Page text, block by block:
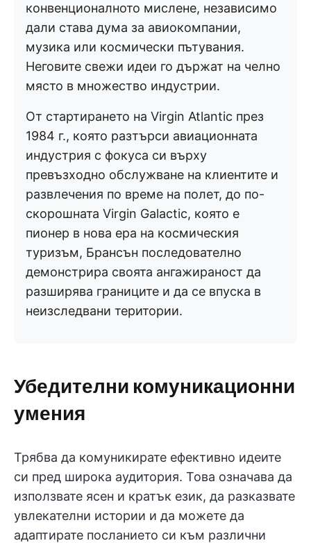
конвенционалното мислене, независимо
дали става дума за авиокомпании,
музика или космически пътувания.
Неговите свежи идеи го държат на челно
място в множество индустрии.
От стартирането на Virgin Atlantic през
1984 г., която разтърси авиационната
индустрия с фокуса си върху
превъзходно обслужване на клиентите и
развлечения по време на полет, до по-
скорошната Virgin Galactic, която е
пионер в нова ера на космическия
туризъм, Брансън последователно
демонстрира своята ангажираност да
разширява границите и да се впуска в
неизследвани територии.
Убедителни комуникационни
умения
Трябва да комуникирате ефективно идеите
си пред широка аудитория. Това означава да
използвате ясен и кратък език, да разказвате
увлекателни истории и да можете да
адаптирате посланието си към различни